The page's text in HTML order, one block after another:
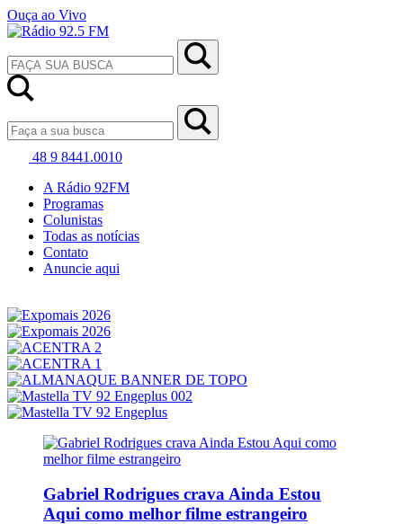
Ouça ao Vivo
48 9 8441.0010
A Rádio 92FM
Programas
Colunistas
Todas as notícias
Contato
Anuncie aqui
Gabriel Rodrigues crava Ainda Estou
Aqui como melhor filme estrangeiro